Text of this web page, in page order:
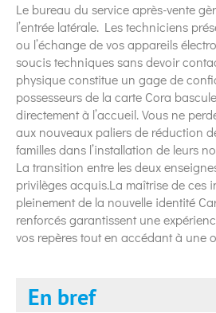
Le bureau du service après-vente
l’entrée latérale. Les techniciens
ou l’échange de vos appareils
soucis techniques sans devoir
physique constitue un gage de
possesseurs de la carte Cora
directement à l’accueil. Vous ne
aux nouveaux paliers de réduction
familles dans l’installation de leurs
La transition entre les deux
privilèges acquis.La maîtrise de ces
pleinement de la nouvelle identité
renforcés garantissent une
vos repères tout en accédant à une
En bref